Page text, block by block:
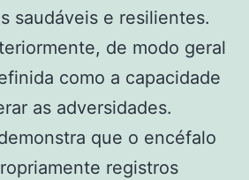
saudáveis e resilientes.
de modo geral
como a capacidade
as adversidades.
que o encéfalo
registros